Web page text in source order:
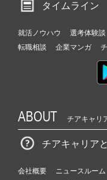
タイムライン
就活ノウハウ 選考体験談
転職相談
企業マンガ
ABOUT チアキャリ
チアキャリア
会社概要 ニュースルーム